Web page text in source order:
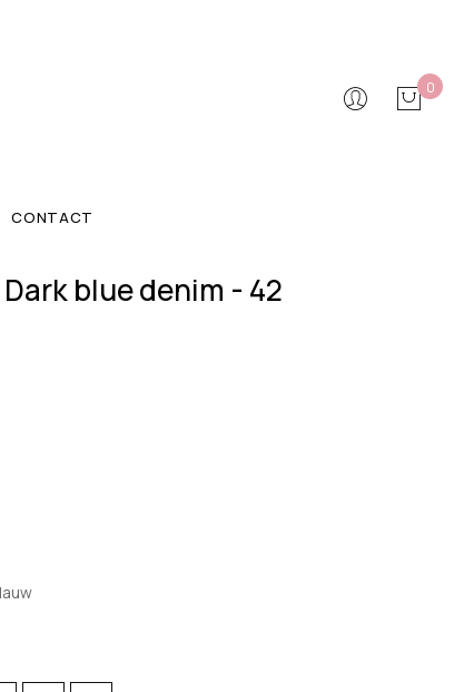
0
CONTACT
blue denim - 42